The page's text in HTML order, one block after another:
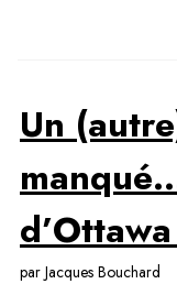
Un
par Jacques Bouchard